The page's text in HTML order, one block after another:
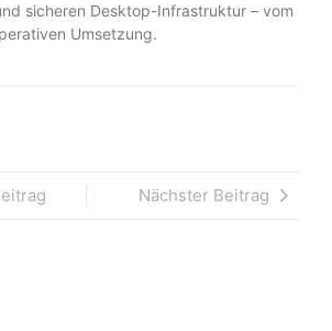
sicheren Desktop-Infrastruktur – vom
Umsetzung.
Nächster Beitrag